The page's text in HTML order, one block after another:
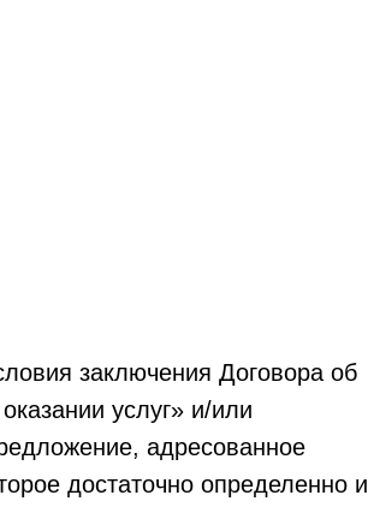
заключения Договора об
услуг» и/или
адресованное
достаточно определенно и